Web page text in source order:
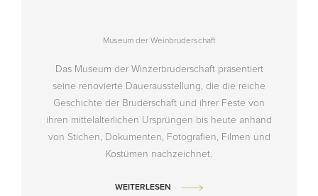
Museum der Weinbruderschaft
Das Museum der Winzerbruderschaft präsentiert
seine renovierte Dauerausstellung, die die reiche
Geschichte der Bruderschaft und ihrer Feste von
ihren mittelalterlichen Ursprüngen bis heute anhand
von Stichen, Dokumenten, Fotografien, Filmen und
Kostümen nachzeichnet.
WEITERLESEN